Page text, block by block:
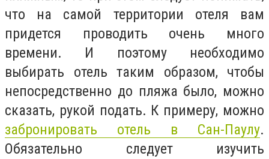
что на самой территории отеля вам
придется проводить очень много
времени. И поэтому необходимо
выбирать отель таким образом, чтобы
непосредственно до пляжа было, можно
сказать, рукой подать. К примеру, можно
забронировать отель в Сан-Паулу.
Обязательно следует изучить